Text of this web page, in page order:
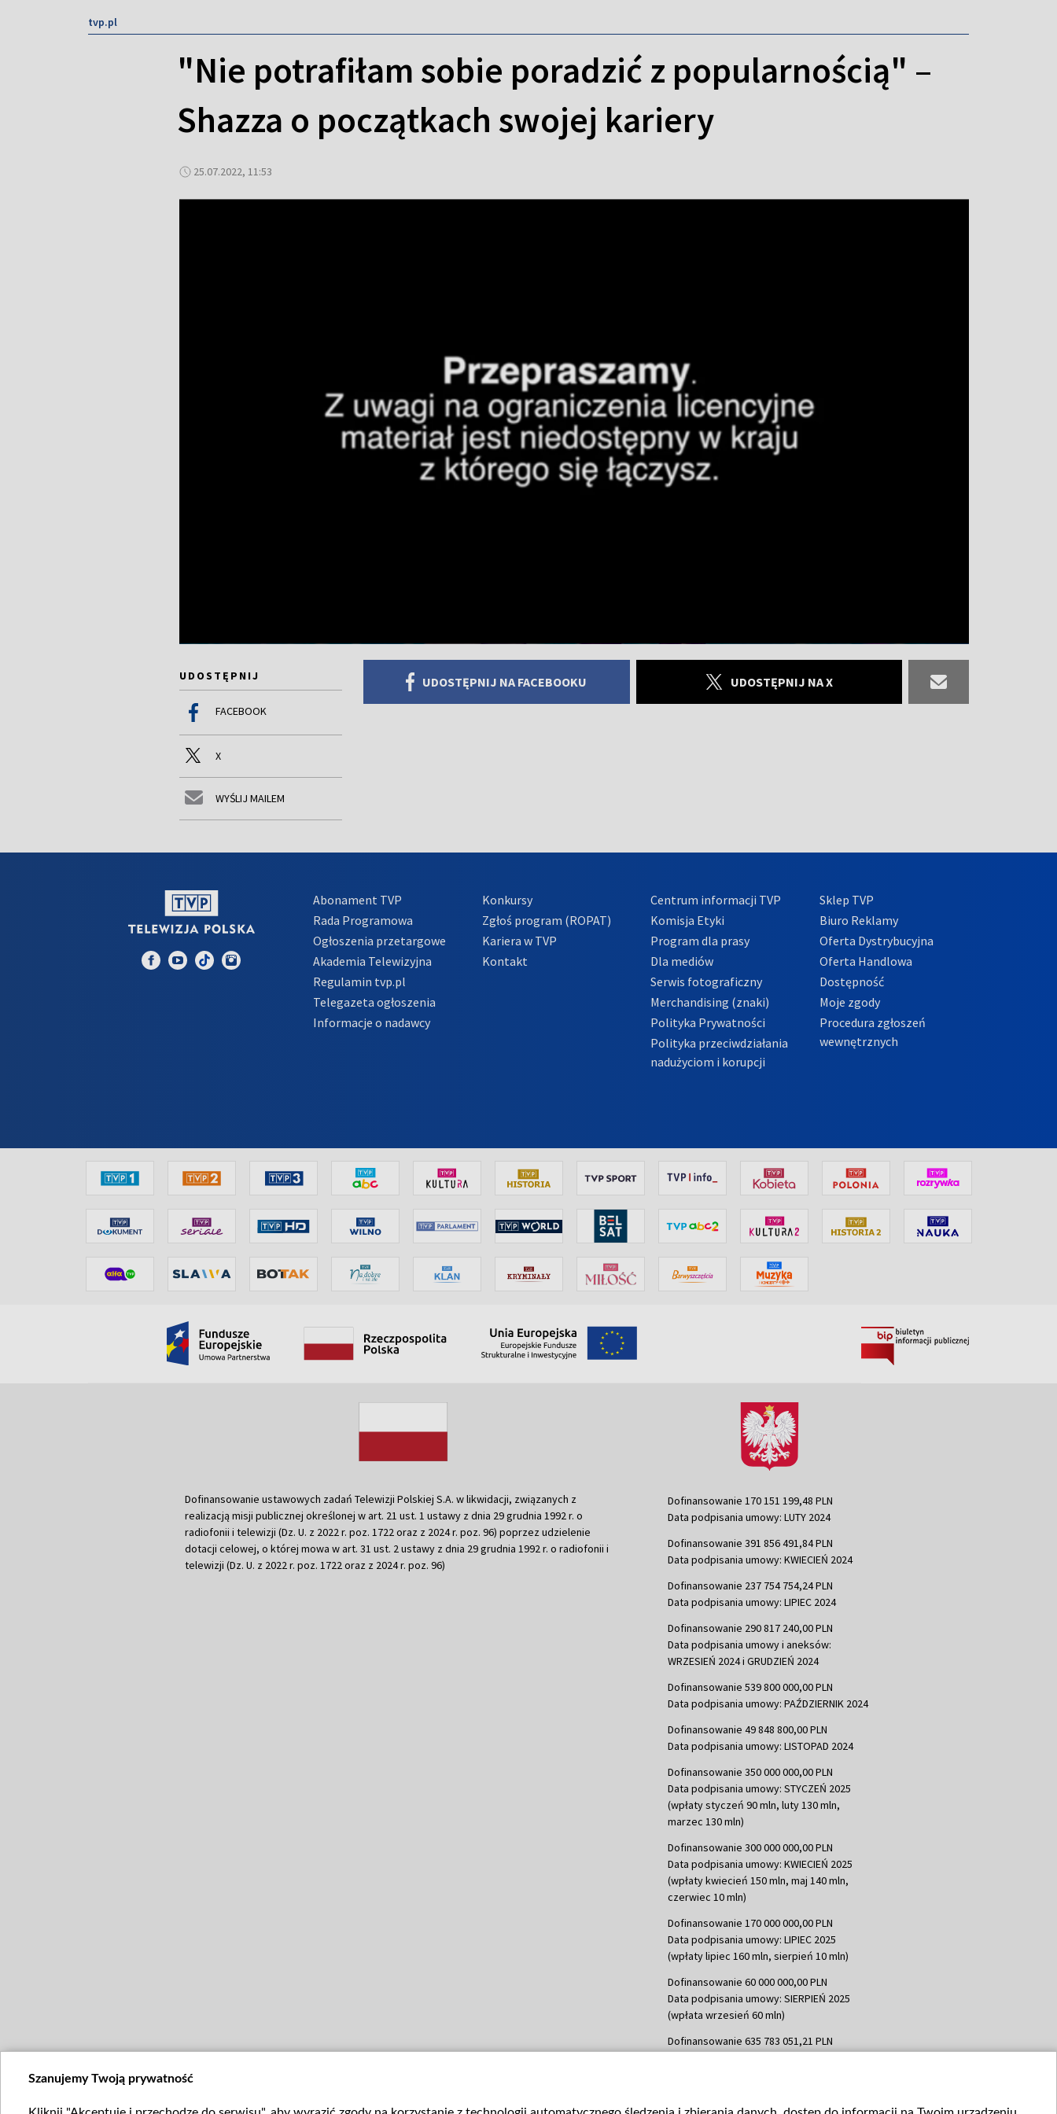
tvp.pl
"Nie potrafiłam sobie poradzić z popularnością" –
Shazza o początkach swojej kariery
25.07.2022, 11:53
UDOSTĘPNIJ
FACEBOOK
X
WYŚLIJ MAILEM
UDOSTĘPNIJ NA FACEBOOKU UDOSTĘPNIJ NA X
Abonament TVP
Rada Programowa
Ogłoszenia przetargowe
Akademia Telewizyjna
Regulamin tvp.pl
Telegazeta ogłoszenia
Informacje o nadawcy
Konkursy
Zgłoś program (ROPAT)
Kariera w TVP
Kontakt
Centrum informacji TVP
Komisja Etyki
Program dla prasy
Dla mediów
Serwis fotograficzny
Merchandising (znaki)
Polityka Prywatności
Polityka przeciwdziałania
nadużyciom i korupcji
Sklep TVP
Biuro Reklamy
Oferta Dystrybucyjna
Oferta Handlowa
Dostępność
Moje zgody
Procedura zgłoszeń
wewnętrznych
Dofinansowanie ustawowych zadań Telewizji Polskiej S.A. w likwidacji, związanych z
realizacją misji publicznej określonej w art. 21 ust. 1 ustawy z dnia 29 grudnia 1992 r. o
radiofonii i telewizji (Dz. U. z 2022 r. poz. 1722 oraz z 2024 r. poz. 96) poprzez udzielenie
dotacji celowej, o której mowa w art. 31 ust. 2 ustawy z dnia 29 grudnia 1992 r. o radiofonii i
telewizji (Dz. U. z 2022 r. poz. 1722 oraz z 2024 r. poz. 96)
Dofinansowanie 170 151 199,48 PLN
Data podpisania umowy: LUTY 2024
Dofinansowanie 391 856 491,84 PLN
Data podpisania umowy: KWIECIEŃ 2024
Dofinansowanie 237 754 754,24 PLN
Data podpisania umowy: LIPIEC 2024
Dofinansowanie 290 817 240,00 PLN
Data podpisania umowy i aneksów:
WRZESIEŃ 2024 i GRUDZIEŃ 2024
Dofinansowanie 539 800 000,00 PLN
Data podpisania umowy: PAŹDZIERNIK 2024
Dofinansowanie 49 848 800,00 PLN
Data podpisania umowy: LISTOPAD 2024
Dofinansowanie 350 000 000,00 PLN
Data podpisania umowy: STYCZEŃ 2025
(wpłaty styczeń 90 mln, luty 130 mln,
marzec 130 mln)
Dofinansowanie 300 000 000,00 PLN
Data podpisania umowy: KWIECIEŃ 2025
(wpłaty kwiecień 150 mln, maj 140 mln,
czerwiec 10 mln)
Dofinansowanie 170 000 000,00 PLN
Data podpisania umowy: LIPIEC 2025
(wpłaty lipiec 160 mln, sierpień 10 mln)
Dofinansowanie 60 000 000,00 PLN
Data podpisania umowy: SIERPIEŃ 2025
(wpłata wrzesień 60 mln)
Dofinansowanie 635 783 051,21 PLN
Szanujemy Twoją prywatność